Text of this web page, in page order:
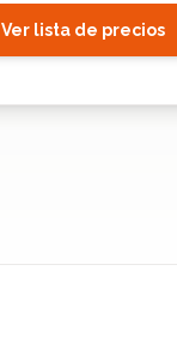
Ver lista de precios